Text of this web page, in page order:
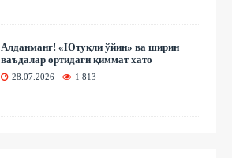
Алданманг! «Ютуқли ўйин» ва ширин
ваъдалар ортидаги қиммат хато
28.07.2026 1 813